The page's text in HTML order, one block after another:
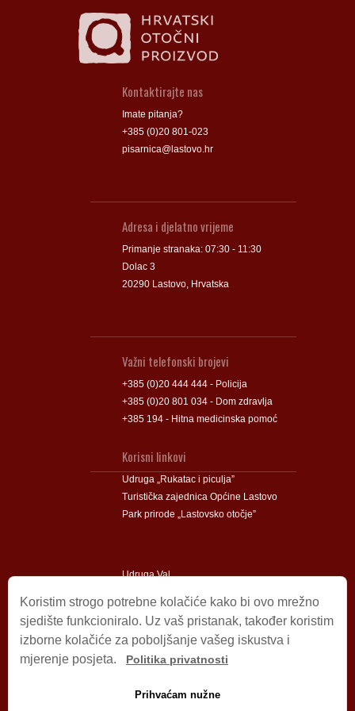
Kontaktirajte nas
Imate pitanja?
+385 (0)20 801-023
pisarnica@lastovo.hr
Adresa i djelatno vrijeme
Primanje stranaka: 07:30 - 11:30
Dolac 3
20290 Lastovo, Hrvatska
Važni telefonski brojevi
+385 (0)20 444 444 - Policija
+385 (0)20 801 034 - Dom zdravlja
+385 194 - Hitna medicinska pomoć
Korisni linkovi
Udruga „Rukatac i piculja”
Turistička zajednica Općine Lastovo
Park prirode „Lastovsko otočje”
Udruga Val
Impressum
© 2009 – 2026 Općina Lastovo.
Koristim strogo potrebne kolačiće kako bi ovo mrežno
sjedište funkcioniralo. Uz vaš pristanak, također koristim
izborne kolačiće za poboljšanje vašeg iskustva i
mjerenje posjeta.
Politika privatnosti
Prihvaćam nužne